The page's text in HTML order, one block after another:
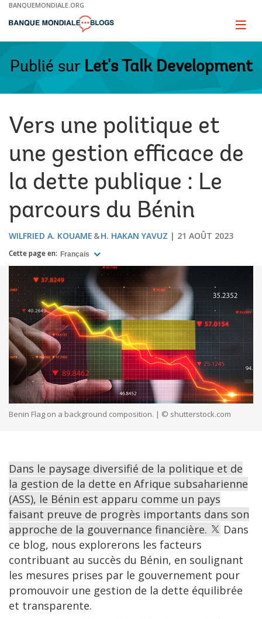
Skip
Main
BANQUEMONDIALE.ORG
Page
Publié sur Let's Talk Development
Vers une politique et
une gestion efficace de
la dette publique : Le
parcours du Bénin
WILFRIED A. KOUAME H. HAKAN YAVUZ 21 AOÛT 2023
Cette page en: Français
Benin Flag on a background composition. | © shutterstock.com
Dans le paysage diversifié de la politique et de
la gestion de la dette en Afrique subsaharienne
(ASS), le Bénin est apparu comme un pays
faisant preuve de progrès importants dans son
approche de la gouvernance financière.
Dans
ce blog, nous explorerons les facteurs
contribuant au succès du Bénin, en soulignant
les mesures prises par le gouvernement pour
promouvoir une gestion de la dette équilibrée
et transparente.